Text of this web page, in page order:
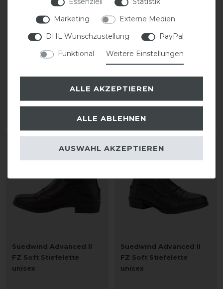
Euroriding Dijon
62,95 € *
ARTIKEL MERKEN
USG Happy Ride
statt 68,50 €
54,80 € *
1 Paar
ARTIKEL MERKEN
Suedwind Advanced II
FZ Soft Stiefelette
unisex
-10%
Suedwind Advanced II
FZ Soft Stiefelette
unisex
Marketing
Externe Medien
DHL Wunschzustellung
PayPal
Funktional
Weitere Einstellungen
ALLE AKZEPTIEREN
ALLE ABLEHNEN
AUSWAHL AKZEPTIEREN